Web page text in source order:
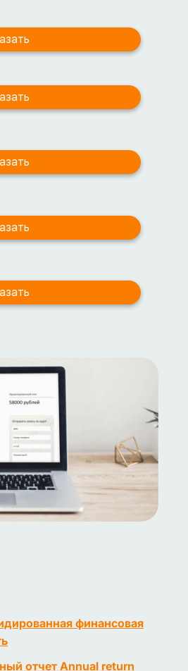
финансовая
отчет Annual return